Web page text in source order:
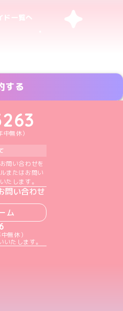
ド一覧へ
する
みんTikTok公式アカウント
りーみんX公式アカウント
めいどりーみんInstagram公式アカウント
めいどりーみんFacebook公式アカウン
めいどりーみんYouTube公式アカ
無休）
問い合わせを
またはお問い
たします。
問い合わせ
ム
無休）
いたします。